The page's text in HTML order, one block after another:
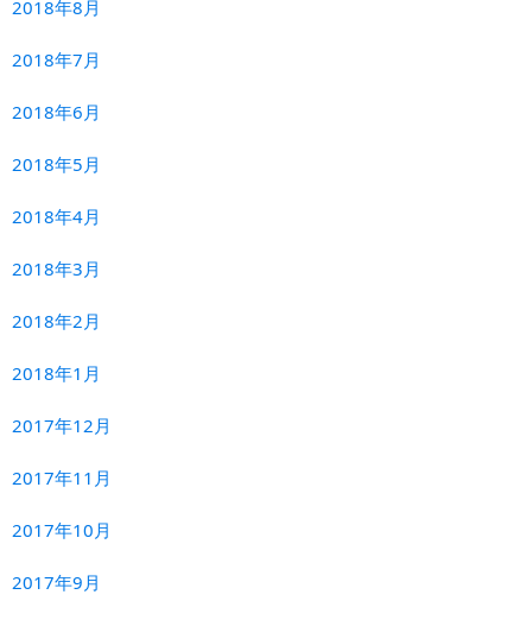
2018年8月
2018年7月
2018年6月
2018年5月
2018年4月
2018年3月
2018年2月
2018年1月
2017年12月
2017年11月
2017年10月
2017年9月